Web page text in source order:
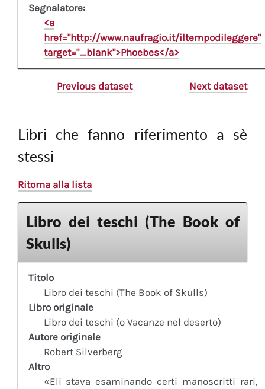
Segnalatore:
<a
href="http://www.naufragio.it/iltempodileggere"
target="_blank">Phoebes</a>
Previous dataset Next dataset
Libri che fanno riferimento a sè
stessi
Ritorna alla lista
Libro dei teschi (The Book of
Skulls)
Titolo
Libro dei teschi (The Book of Skulls)
Libro originale
Libro dei teschi (o Vacanze nel deserto)
Autore originale
Robert Silverberg
Altro
«Eli stava esaminando certi manoscritti rari,